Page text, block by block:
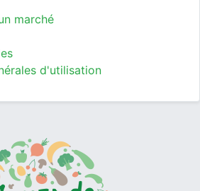
marché
d'utilisation